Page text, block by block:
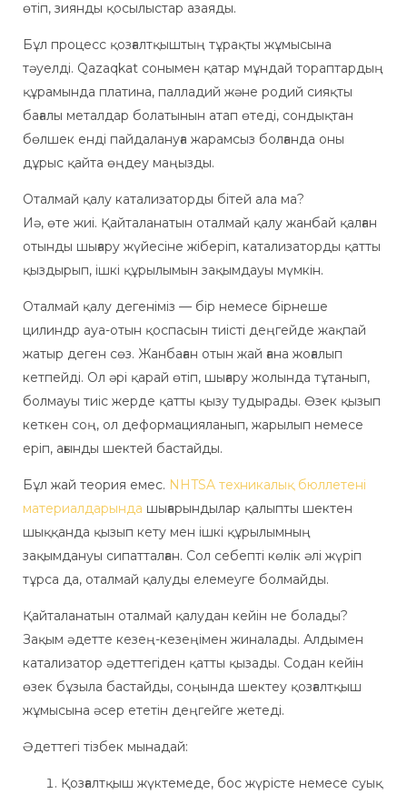
өтіп, зиянды қосылыстар азаяды.
Бұл процесс қозғалтқыштың тұрақты жұмысына
тәуелді. Qazaqkat сонымен қатар мұндай тораптардың
құрамында платина, палладий және родий сияқты
бағалы металдар болатынын атап өтеді, сондықтан
бөлшек енді пайдалануға жарамсыз болғанда оны
дұрыс қайта өңдеу маңызды.
Оталмай қалу катализаторды бітей ала ма?
Иә, өте жиі. Қайталанатын оталмай қалу жанбай қалған
отынды шығару жүйесіне жіберіп, катализаторды қатты
қыздырып, ішкі құрылымын зақымдауы мүмкін.
Оталмай қалу дегеніміз — бір немесе бірнеше
цилиндр ауа-отын қоспасын тиісті деңгейде жақпай
жатыр деген сөз. Жанбаған отын жай ғана жоғалып
кетпейді. Ол әрі қарай өтіп, шығару жолында тұтанып,
болмауы тиіс жерде қатты қызу тудырады. Өзек қызып
кеткен соң, ол деформацияланып, жарылып немесе
еріп, ағынды шектей бастайды.
Бұл жай теория емес. NHTSA техникалық бюллетені
материалдарында шығарындылар қалыпты шектен
шыққанда қызып кету мен ішкі құрылымның
зақымдануы сипатталған. Сол себепті көлік әлі жүріп
тұрса да, оталмай қалуды елемеуге болмайды.
Қайталанатын оталмай қалудан кейін не болады?
Зақым әдетте кезең-кезеңімен жиналады. Алдымен
катализатор әдеттегіден қатты қызады. Содан кейін
өзек бұзыла бастайды, соңында шектеу қозғалтқыш
жұмысына әсер ететін деңгейге жетеді.
Әдеттегі тізбек мынадай:
Қозғалтқыш жүктемеде, бос жүрісте немесе суық